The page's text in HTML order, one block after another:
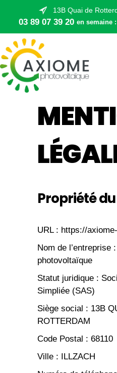
13B Quai de
03 89 07 39 20 en semaine
Propriété
URL : https://
Nom de l’entreprise
photovoltaïque
Statut juridique :
Simpliée (SAS)
Siège social : 13B
ROTTERDAM
Code Postal : 68110
Ville : ILLZACH